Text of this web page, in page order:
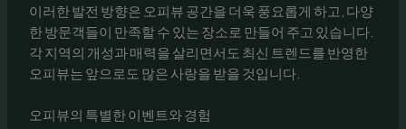
이러한 발전 방향은 오피뷰 공간을 더욱 풍요롭게 하고, 다양
한 방문객들이 만족할 수 있는 장소로 만들어 주고 있습니다.
각 지역의 개성과 매력을 살리면서도 최신 트렌드를 반영한
오피뷰는 앞으로도 많은 사랑을 받을 것입니다.
오피뷰의 특별한 이벤트와 경험